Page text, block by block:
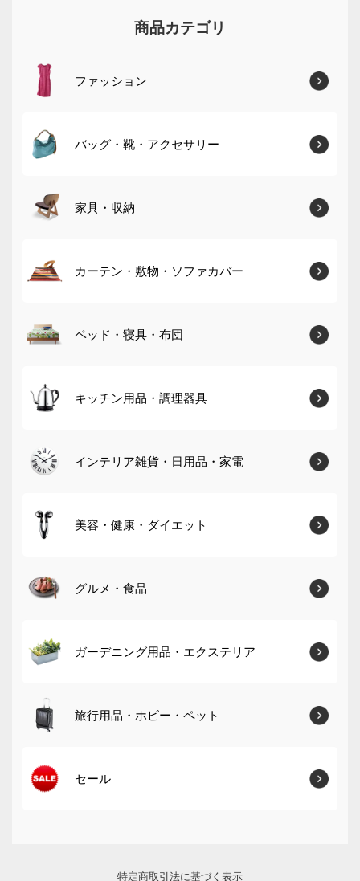
商品カテゴリ
ファッション
バッグ・靴・アクセサリー
家具・収納
カーテン・敷物・ソファカバー
ベッド・寝具・布団
キッチン用品・調理器具
インテリア雑貨・日用品・家電
美容・健康・ダイエット
グルメ・食品
ガーデニング用品・エクステリア
旅行用品・ホビー・ペット
セール
特定商取引法に基づく表示